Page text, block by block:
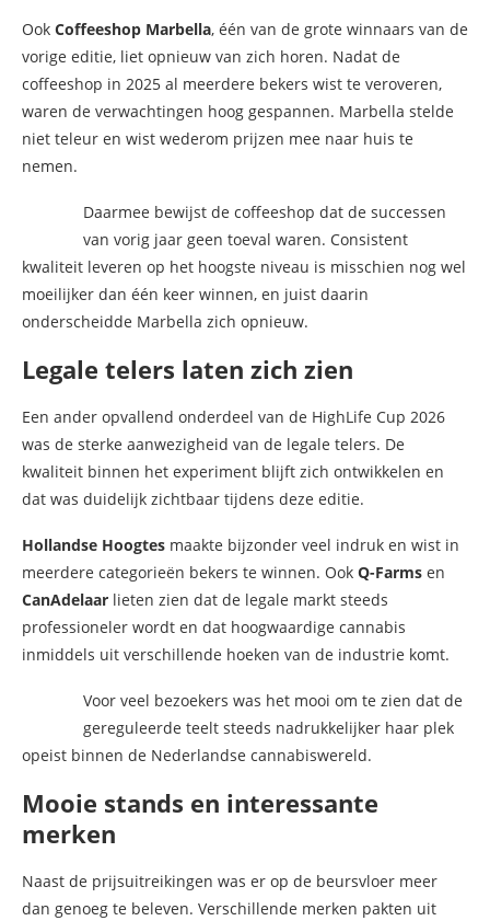
Ook Coffeeshop Marbella, één van de grote winnaars van de
vorige editie, liet opnieuw van zich horen. Nadat de
coffeeshop in 2025 al meerdere bekers wist te veroveren,
waren de verwachtingen hoog gespannen. Marbella stelde
niet teleur en wist wederom prijzen mee naar huis te
nemen.
Daarmee bewijst de coffeeshop dat de successen
van vorig jaar geen toeval waren. Consistent
kwaliteit leveren op het hoogste niveau is misschien nog wel
moeilijker dan één keer winnen, en juist daarin
onderscheidde Marbella zich opnieuw.
Legale telers laten zich zien
Een ander opvallend onderdeel van de HighLife Cup 2026
was de sterke aanwezigheid van de legale telers. De
kwaliteit binnen het experiment blijft zich ontwikkelen en
dat was duidelijk zichtbaar tijdens deze editie.
Hollandse Hoogtes maakte bijzonder veel indruk en wist in
meerdere categorieën bekers te winnen. Ook Q-Farms en
CanAdelaar lieten zien dat de legale markt steeds
professioneler wordt en dat hoogwaardige cannabis
inmiddels uit verschillende hoeken van de industrie komt.
Voor veel bezoekers was het mooi om te zien dat de
gereguleerde teelt steeds nadrukkelijker haar plek
opeist binnen de Nederlandse cannabiswereld.
Mooie stands en interessante
merken
Naast de prijsuitreikingen was er op de beursvloer meer
dan genoeg te beleven. Verschillende merken pakten uit